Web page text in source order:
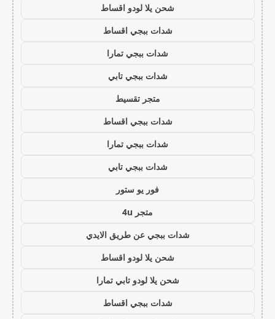
شحن يلا لودو اقساط
شدات ببجي اقساط
شدات ببجي تمارا
شدات ببجي تابي
متجر تقسيط
شدات ببجي اقساط
شدات ببجي تمارا
شدات ببجي تابي
فور يو ستور
متجر 4u
شدات ببجي عن طريق الايدي
شحن يلا لودو اقساط
شحن يلا لودو تابي تمارا
شدات ببجي اقساط